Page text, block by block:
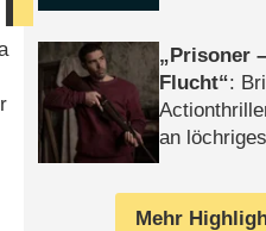
Prisoner
Flucht :
an
Mehr